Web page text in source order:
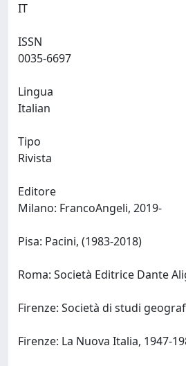
ISSN
Lingua
Tipo
Rivista
Editore
Milano: FrancoAngeli, 2019-
Pisa: Pacini, (1983-2018)
Roma: Società Editrice Dante
Firenze: Società di studi
Firenze: La Nuova Italia, 1947-